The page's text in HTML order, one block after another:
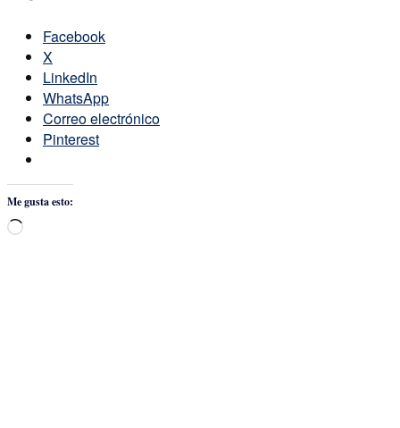
Facebook
X
LinkedIn
WhatsApp
Correo electrónico
Pinterest
Me gusta esto:
Cargando...